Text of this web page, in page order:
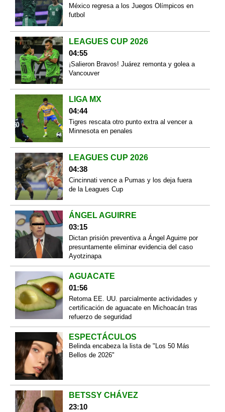
México regresa a los Juegos Olímpicos en
futbol
LEAGUES CUP 2026
04:55
¡Salieron Bravos! Juárez remonta y golea a
Vancouver
LIGA MX
04:44
Tigres rescata otro punto extra al vencer a
Minnesota en penales
LEAGUES CUP 2026
04:38
Cincinnati vence a Pumas y los deja fuera
de la Leagues Cup
ÁNGEL AGUIRRE
03:15
Dictan prisión preventiva a Ángel Aguirre por
presuntamente eliminar evidencia del caso
Ayotzinapa
AGUACATE
01:56
Retoma EE. UU. parcialmente actividades y
certificación de aguacate en Michoacán tras
refuerzo de seguridad
ESPECTÁCULOS
Belinda encabeza la lista de "Los 50 Más
Bellos de 2026"
BETSSY CHÁVEZ
23:10